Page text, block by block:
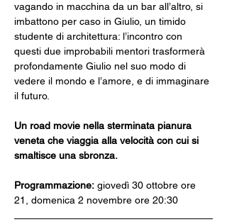
vagando in macchina da un bar all’altro, si
imbattono per caso in Giulio, un timido
studente di architettura: l’incontro con
questi due improbabili mentori trasformerà
profondamente Giulio nel suo modo di
vedere il mondo e l’amore, e di immaginare
il futuro.
Un road movie nella sterminata pianura
veneta che viaggia alla velocità con cui si
smaltisce una sbronza.
Programmazione: giovedì 30 ottobre ore
21, domenica 2 novembre ore 20:30